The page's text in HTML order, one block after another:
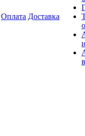
Оплата Доставка